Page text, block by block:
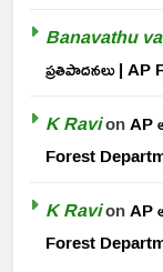
Banavathu
ప్రతిపాదనలు |
K RavionAP
Forest
K RavionAP
Forest